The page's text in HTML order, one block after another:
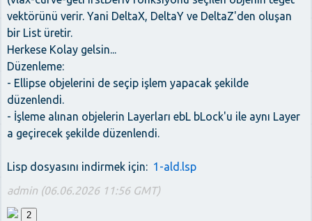
vektörünü verir. Yani DeltaX, DeltaY ve DeltaZ'den oluşan
bir List üretir.
Herkese Kolay gelsin...
Düzenleme:
- Ellipse objelerini de seçip işlem yapacak şekilde
düzenlendi.
- İşleme alınan objelerin Layerları ebL bLock'u ile aynı Layer
a geçirecek şekilde düzenlendi.
Lisp dosyasını indirmek için: 1-ald.lsp
admin (06.06.2026 11:56 GMT)
2